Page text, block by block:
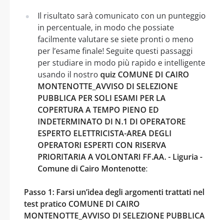
Il risultato sarà comunicato con un punteggio
in percentuale, in modo che possiate
facilmente valutare se siete pronti o meno
per l’esame finale! Seguite questi passaggi
per studiare in modo più rapido e intelligente
usando il nostro quiz COMUNE DI CAIRO
MONTENOTTE_AVVISO DI SELEZIONE
PUBBLICA PER SOLI ESAMI PER LA
COPERTURA A TEMPO PIENO ED
INDETERMINATO DI N.1 DI OPERATORE
ESPERTO ELETTRICISTA-AREA DEGLI
OPERATORI ESPERTI CON RISERVA
PRIORITARIA A VOLONTARI FF.AA. - Liguria -
Comune di Cairo Montenotte:
Passo 1: Farsi un’idea degli argomenti trattati nel
test pratico COMUNE DI CAIRO
MONTENOTTE_AVVISO DI SELEZIONE PUBBLICA